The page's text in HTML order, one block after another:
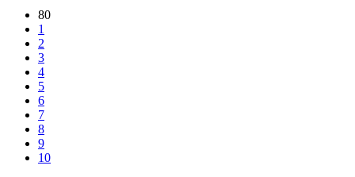
80
1
2
3
4
5
6
7
8
9
10